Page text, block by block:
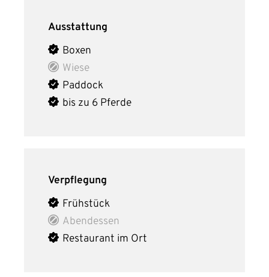
Ausstattung
Boxen
Wiese
Paddock
bis zu 6 Pferde
Verpflegung
Frühstück
Abendessen
Restaurant im Ort